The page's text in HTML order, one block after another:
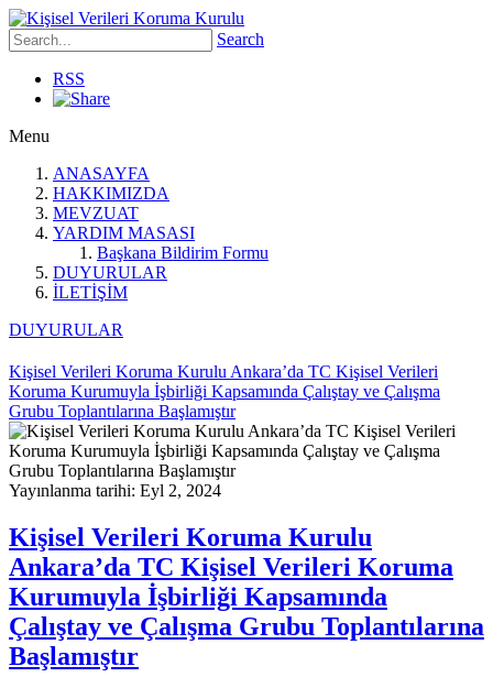
Search
RSS
Menu
ANASAYFA
HAKKIMIZDA
MEVZUAT
YARDIM MASASI
Başkana Bildirim Formu
DUYURULAR
İLETİŞİM
DUYURULAR
Kişisel Verileri Koruma Kurulu Ankara’da TC Kişisel Verileri
Koruma Kurumuyla İşbirliği Kapsamında Çalıştay ve Çalışma
Grubu Toplantılarına Başlamıştır
Yayınlanma tarihi: Eyl 2, 2024
Kişisel Verileri Koruma Kurulu
Ankara’da TC Kişisel Verileri Koruma
Kurumuyla İşbirliği Kapsamında
Çalıştay ve Çalışma Grubu Toplantılarına
Başlamıştır